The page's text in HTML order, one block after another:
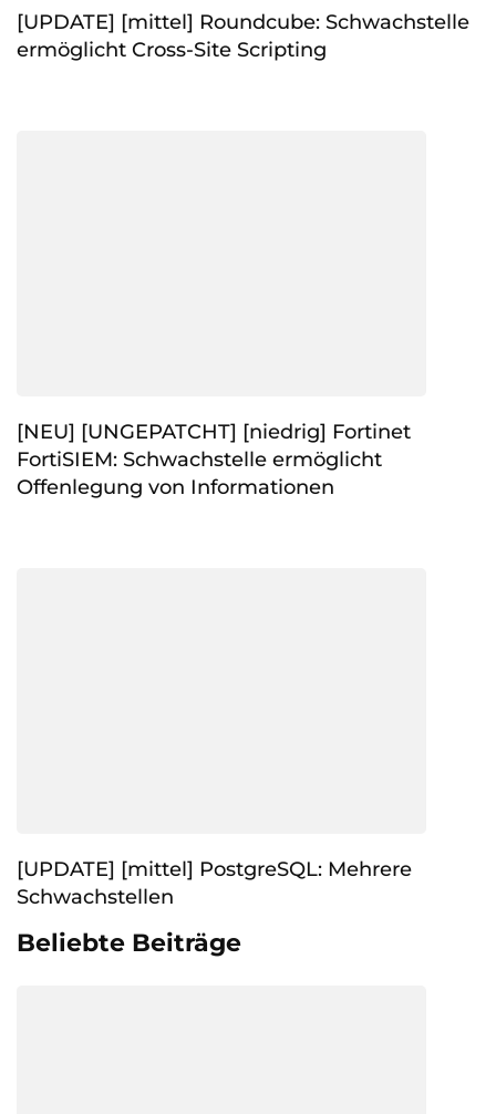
[UPDATE] [mittel] Roundcube: Schwachstelle
ermöglicht Cross-Site Scripting
[NEU] [UNGEPATCHT] [niedrig] Fortinet
FortiSIEM: Schwachstelle ermöglicht
Offenlegung von Informationen
[UPDATE] [mittel] PostgreSQL: Mehrere
Schwachstellen
Beliebte Beiträge